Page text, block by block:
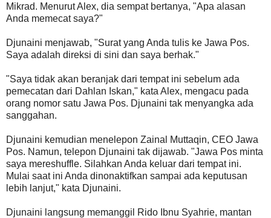
Mikrad. Menurut Alex, dia sempat bertanya, "Apa alasan
Anda memecat saya?"
Djunaini menjawab, "Surat yang Anda tulis ke Jawa Pos.
Saya adalah direksi di sini dan saya berhak."
"Saya tidak akan beranjak dari tempat ini sebelum ada
pemecatan dari Dahlan Iskan," kata Alex, mengacu pada
orang nomor satu Jawa Pos. Djunaini tak menyangka ada
sanggahan.
Djunaini kemudian menelepon Zainal Muttaqin, CEO Jawa
Pos. Namun, telepon Djunaini tak dijawab. "Jawa Pos minta
saya mereshuffle. Silahkan Anda keluar dari tempat ini.
Mulai saat ini Anda dinonaktifkan sampai ada keputusan
lebih lanjut," kata Djunaini.
Djunaini langsung memanggil Rido Ibnu Syahrie, mantan